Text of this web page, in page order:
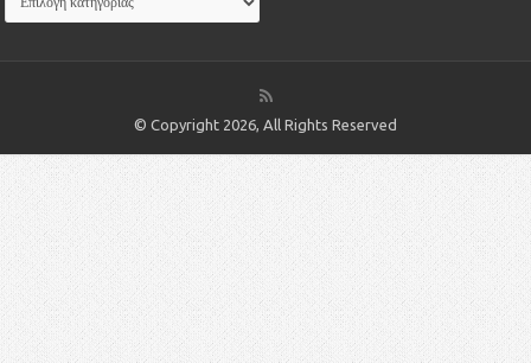
© Copyright 2026, All Rights Reserved